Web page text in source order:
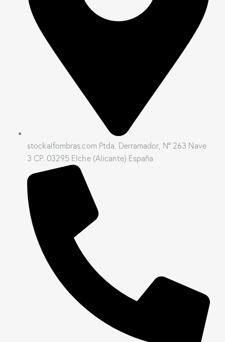
stockalfombras.com Ptda. Derramador, Nº 263 Nave
3 CP. 03295 Elche (Alicante) España